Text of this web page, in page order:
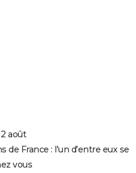
août
de France : l'un d'entre eux se
vous